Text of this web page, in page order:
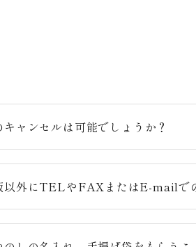
ャンセルは可能でしょうか？
以外にTELやFAXまたはE-mailで